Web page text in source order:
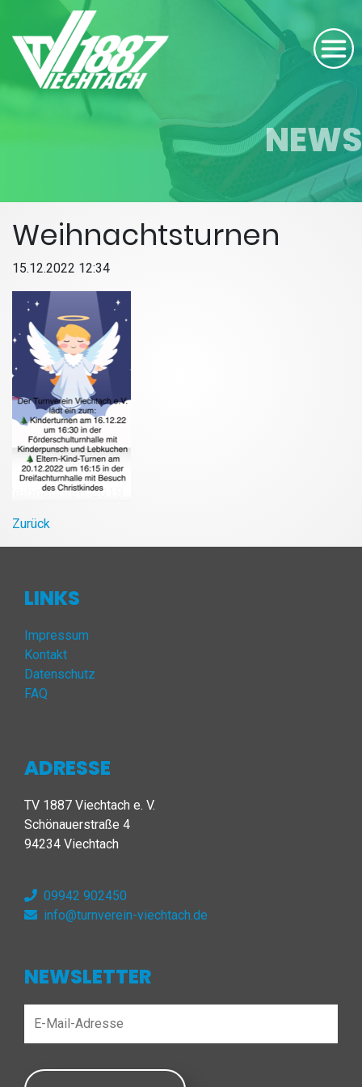
NEWS
Weihnachtsturnen
15.12.2022 12:34
Zurück
LINKS
Impressum
Kontakt
Datenschutz
FAQ
ADRESSE
TV 1887 Viechtach e. V.
Schönauerstraße 4
94234 Viechtach
09942 902450
info@turnverein-viechtach.de
NEWSLETTER